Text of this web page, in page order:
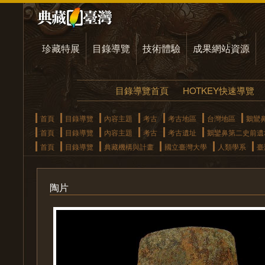
珍藏特展 目錄導覽 技術體驗 成果網站資源
目錄導覽首頁 HOTKEY快速導覽
首頁 目錄導覽 內容主題 考古 考古地區 台灣地區
鵝鸞
首頁
目錄導覽 內容主題 考古 考古遺址
鵝鑾鼻第二史前
首頁
目錄導覽 典藏機構與計畫 國立臺灣大學 人類學系
陶片